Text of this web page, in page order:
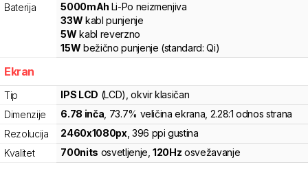
Baterija
5000mAh Li-Po neizmenjiva
33W kabl punjenje
5W kabl reverzno
15W bežično punjenje (standard: Qi)
Ekran
Tip IPS LCD (LCD) , okvir klasičan
Dimenzije
6.78 inča , 73.7% veličina ekrana , 2.28:1 odnos strana
Rezolucija
2460x1080px, 396 ppi gustina
Kvalitet
700nits osvetljenje 120Hz osvežavanje